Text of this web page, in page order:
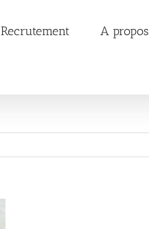
Recrutement A propos